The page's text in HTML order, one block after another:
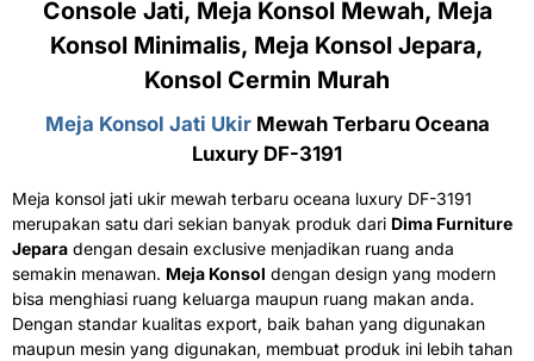
Console Jati, Meja Konsol Mewah, Meja
Konsol Minimalis, Meja Konsol Jepara,
Konsol Cermin Murah
Meja Konsol Jati UkirMewah Terbaru Oceana
Luxury DF-3191
Meja konsol jati ukir mewah terbaru oceana luxury DF-3191
merupakan satu dari sekian banyak produk dari Dima Furniture
Jepara dengan desain exclusive menjadikan ruang anda
semakin menawan. Meja Konsol dengan design yang modern
bisa menghiasi ruang keluarga maupun ruang makan anda.
Dengan standar kualitas export, baik bahan yang digunakan
maupun mesin yang digunakan, membuat produk ini lebih tahan